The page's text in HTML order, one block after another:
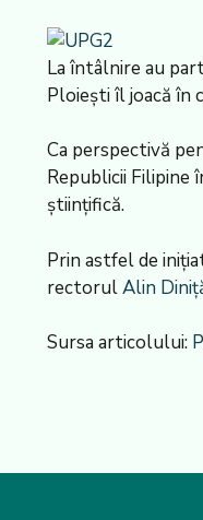
La întâlnire au
Ploiești îl joacă în
Ca perspectivă
Republicii Filipine
științifică.
Prin astfel de
rectorulAlin
Sursa articolului: